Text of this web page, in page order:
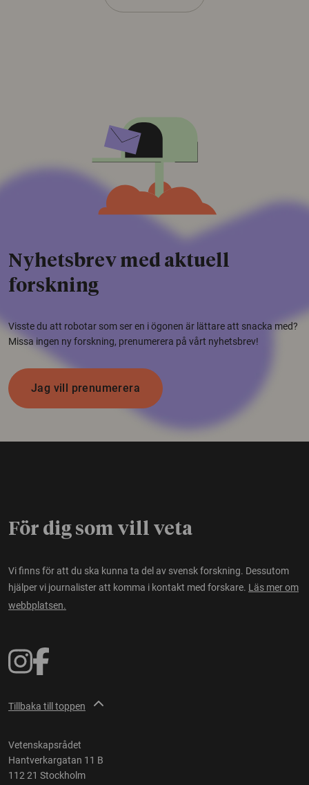
Nyhetsbrev med aktuell
forskning
Visste du att robotar som ser en i ögonen är lättare att snacka med?
Missa ingen ny forskning, prenumerera på vårt nyhetsbrev!
Jag vill prenumerera
För dig som vill veta
Vi finns för att du ska kunna ta del av svensk forskning. Dessutom
hjälper vi journalister att komma i kontakt med forskare. Läs mer om
webbplatsen.
Tillbaka till toppen
Vetenskapsrådet
Hantverkargatan 11 B
112 21 Stockholm